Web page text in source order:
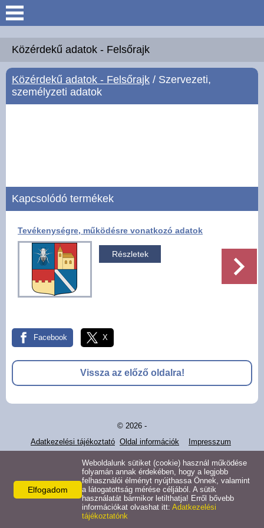
Keresés
Köszöntő
Hírek
Közérdekű adatok -
Galéria
Pályázatok
Alsórajk
EFOP-1.5.2-16-2017-00008
Közérdekű adatok - Felsőrajk
Közérdekű adatok - Felsőrajk / Szervezeti,
személyzeti adatok
Kapcsolódó termékek
Tevékenységre, működésre vonatkozó adatok
Részletek
Facebook X
Vissza az előző oldalra!
© 2026 -
Adatkezelési tájékoztató Oldal információk Impresszum
Elfogadom
Weboldalunk sütiket (cookie) használ működése
folyamán annak érdekében, hogy a legjobb
felhasználói élményt nyújthassa Önnek, valamint
a látogatottság mérése céljából. A sütik
használatát bármikor letilthatja! Erről bővebb
információkat olvashat itt: Adatkezelési
tájékoztatónk